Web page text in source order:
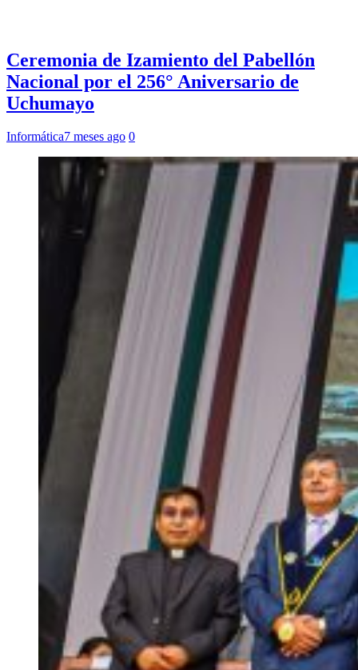
Ceremonia de Izamiento del Pabellón
Nacional por el 256° Aniversario de
Uchumayo
Informática7 meses ago 0